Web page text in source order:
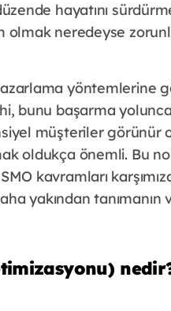
hayatını
olmak neredeyse
yöntemlerine
bunu başarma
müşteriler görünür
oldukça önemli. Bu
kavramları
yakından tanımanın